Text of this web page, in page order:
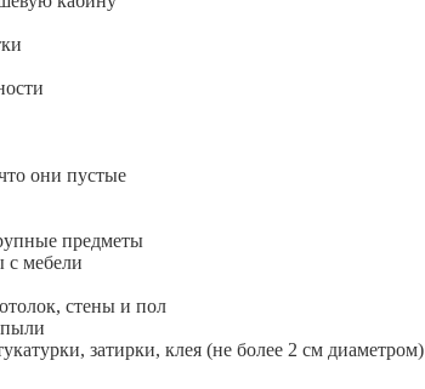
они пустые
предметы
мебели
стены и пол
пыли
затирки, клея (не более 2 см диаметром)